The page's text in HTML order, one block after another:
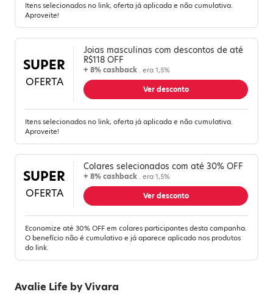
Itens selecionados no link, oferta já aplicada e não cumulativa.
Aproveite!
SUPER
OFERTA
Joias masculinas com descontos de até
R$118 OFF
+ 8% cashback . era 1,5%
Ver desconto
Itens selecionados no link, oferta já aplicada e não cumulativa.
Aproveite!
SUPER
OFERTA
Colares selecionados com até 30% OFF
+ 8% cashback . era 1,5%
Ver desconto
Economize até 30% OFF em colares participantes desta campanha.
O benefício não é cumulativo e já aparece aplicado nos produtos
do link.
Avalie Life by Vivara